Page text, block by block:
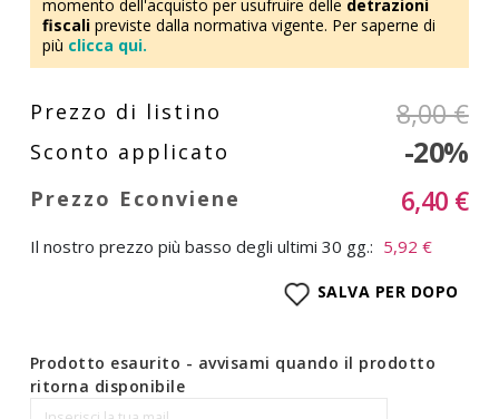
momento dell'acquisto per usufruire delle detrazioni
fiscalipreviste dalla normativa vigente. Per saperne di
più clicca qui.
8,00 €
-20%
6,40 €
Il nostro prezzo più basso degli ultimi 30 gg.: 5,92 €
SALVA PER DOPO
Prodotto esaurito - avvisami quando il prodotto
ritorna disponibile